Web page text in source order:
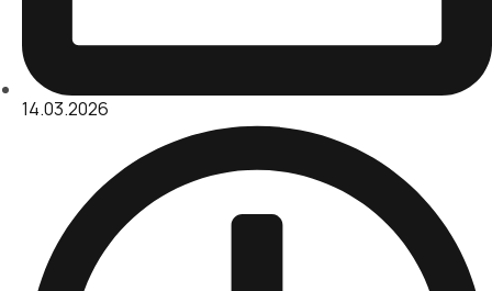
14.03.2026